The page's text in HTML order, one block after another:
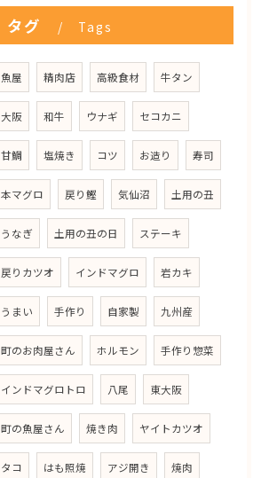
タグ Tags
魚屋 精肉店 高級食材 牛タン
大阪 和牛 ウナギ セコカニ
甘鯛 塩焼き コツ お造り 寿司
本マグロ 戻り鰹 気仙沼 土用の丑
うなぎ 土用の丑の日 ステーキ
戻りカツオ インドマグロ 岩カキ
うまい 手作り 自家製 九州産
町のお肉屋さん ホルモン 手作り惣菜
インドマグロトロ 八尾 東大阪
町の魚屋さん 焼き肉 ヤイトカツオ
タコ はも照焼 アジ開き 焼肉